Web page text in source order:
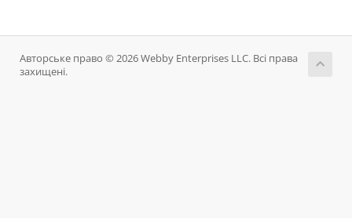
Авторське право © 2026 Webby Enterprises LLC. Всі права
захищені.